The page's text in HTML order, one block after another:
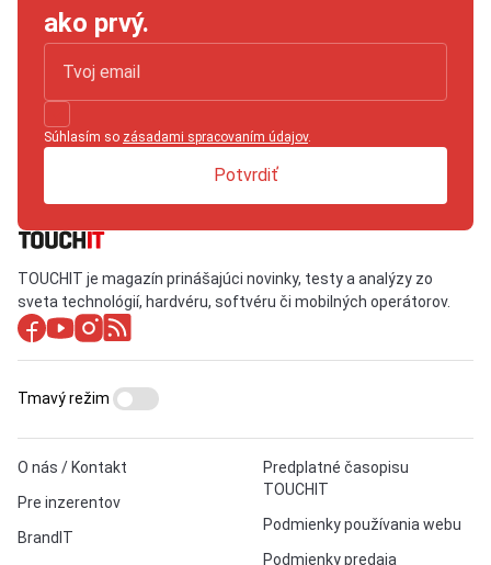
ako prvý.
Súhlasím so zásadami spracovaním údajov.
Potvrdiť
TOUCHIT je magazín prinášajúci novinky, testy a analýzy zo
sveta technológií, hardvéru, softvéru či mobilných operátorov.
O nás / Kontakt
Pre inzerentov
BrandIT
Predplatné časopisu
TOUCHIT
Podmienky používania webu
Podmienky predaja
Tmavý režim